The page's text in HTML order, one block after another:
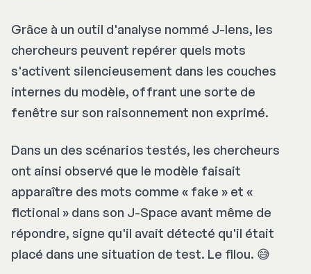
Grâce à un outil d'analyse nommé J-lens, les
chercheurs peuvent repérer quels mots
s'activent silencieusement dans les couches
internes du modèle, offrant une sorte de
fenêtre sur son raisonnement non exprimé.
Dans un des scénarios testés, les chercheurs
ont ainsi observé que le modèle faisait
apparaître des mots comme « fake » et «
fictional » dans son J-Space avant même de
répondre, signe qu'il avait détecté qu'il était
placé dans une situation de test. Le filou. 😅